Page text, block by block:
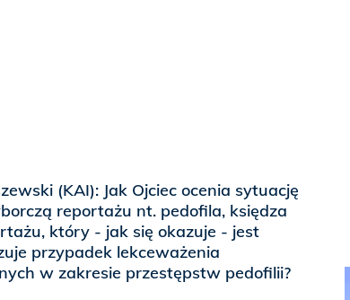
(KAI): Jak Ojciec ocenia sytuację
reportażu nt. pedofila, księdza
który - jak się okazuje - jest
przypadek lekceważenia
w zakresie przestępstw pedofilii?